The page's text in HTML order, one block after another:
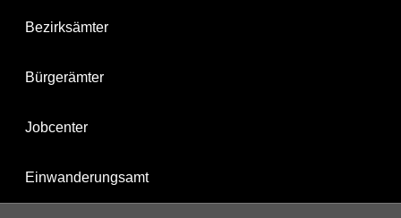
Bezirksämter
Bürgerämter
Jobcenter
Einwanderungsamt